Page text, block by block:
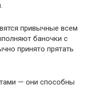
привычные всем
баночки с
принято прятать
— они способны